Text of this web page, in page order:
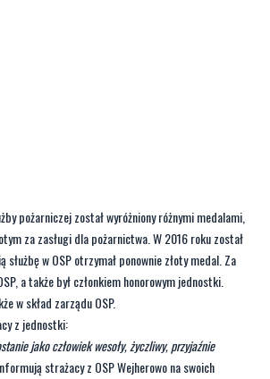
pożarniczej został wyróżniony różnymi medalami,
za zasługi dla pożarnictwa. W 2016 roku został
w OSP otrzymał ponownie złoty medal. Za
a także był członkiem honorowym jednostki.
w skład zarządu OSP.